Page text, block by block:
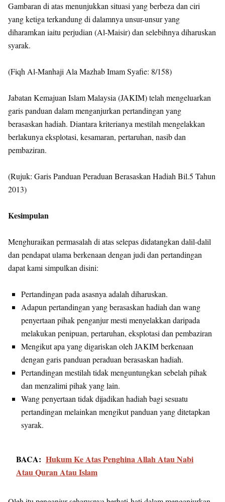
Gambaran di atas menunjukkan situasi yang berbeza dan ciri
yang ketiga terkandung di dalamnya unsur-unsur yang
diharamkan iaitu perjudian (Al-Maisir) dan selebihnya diharuskan
syarak.
(Fiqh Al-Manhaji Ala Mazhab Imam Syafie: 8/158)
Jabatan Kemajuan Islam Malaysia (JAKIM) telah mengeluarkan
garis panduan dalam menganjurkan pertandingan yang
berasaskan hadiah. Diantara kriterianya mestilah mengelakkan
berlakunya eksplotasi, kesamaran, pertaruhan, nasib dan
pembaziran.
(Rujuk: Garis Panduan Peraduan Berasaskan Hadiah Bil.5 Tahun
2013)
Kesimpulan
Menghuraikan permasalah di atas selepas didatangkan dalil-dalil
dan pendapat ulama berkenaan dengan judi dan pertandingan
dapat kami simpulkan disini:
Pertandingan pada asasnya adalah diharuskan.
Adapun pertandingan yang berasaskan hadiah dan wang
penyertaan pihak penganjur mesti menyelakkan daripada
melakukan penipuan, pertaruhan, eksplotasi dan pembaziran
Mengikut apa yang digariskan oleh JAKIM berkenaan
dengan garis panduan peraduan berasaskan hadiah.
Pertandingan mestilah tidak menguntungkan sebelah pihak
dan menzalimi pihak yang lain.
Wang penyertaan tidak dijadikan hadiah bagi sesuatu
pertandingan melainkan mengikut panduan yang ditetapkan
syarak.
BACA: Hukum Ke Atas Penghina Allah Atau Nabi
Atau Quran Atau Islam